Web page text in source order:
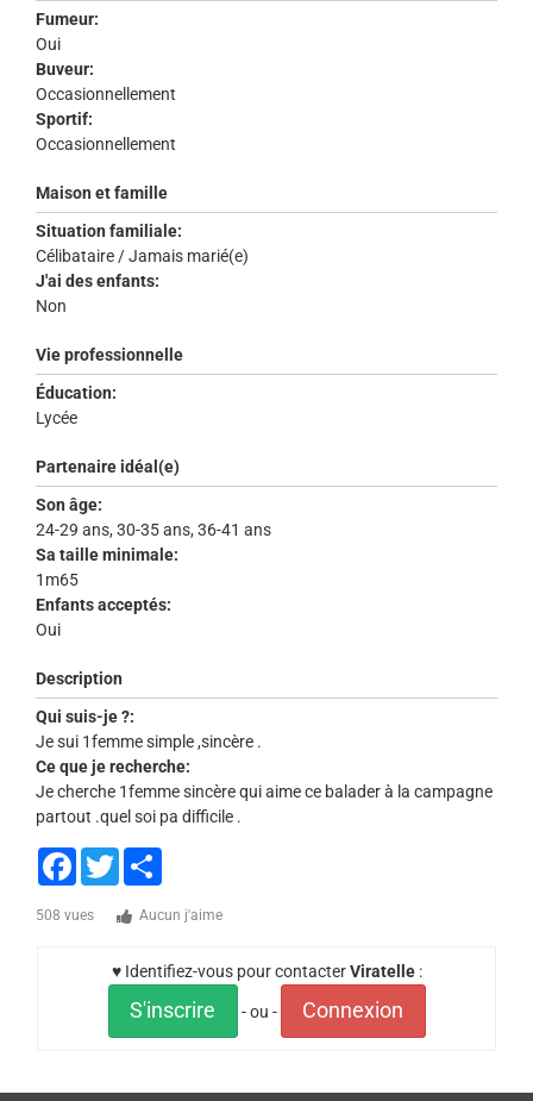
Fumeur:
Oui
Buveur:
Occasionnellement
Sportif:
Occasionnellement
Maison et famille
Situation familiale:
Célibataire / Jamais marié(e)
J'ai des enfants:
Non
Vie professionnelle
Éducation:
Lycée
Partenaire idéal(e)
Son âge:
24-29 ans, 30-35 ans, 36-41 ans
Sa taille minimale:
1m65
Enfants acceptés:
Oui
Description
Qui suis-je ?:
Je sui 1femme simple ,sincère .
Ce que je recherche:
Je cherche 1femme sincère qui aime ce balader à la campagne
partout .quel soi pa difficile .
Facebook
Twitter
508 vues Aucun j'aime
♥ Identifiez-vous pour contacterViratelle:
S'inscrire - ou - Connexion